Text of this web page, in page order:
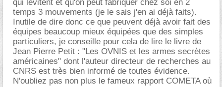
qui lévitent et qu'on peut fabriquer chez soi en 2
temps 3 mouvements (je le sais j'en ai déjà faits).
Inutile de dire donc ce que peuvent déjà avoir fait des
équipes beaucoup mieux équipées que des simples
particuliers, je conseille pour cela de lire le livre de
Jean Pierre Petit : "Les OVNIS et les armes secrètes
américaines" dont l'auteur directeur de recherches au
CNRS est très bien informé de toutes évidence.
N'oubliez pas non plus le fameux rapport COMETA où